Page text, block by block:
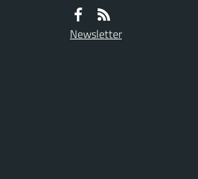
Newsletter